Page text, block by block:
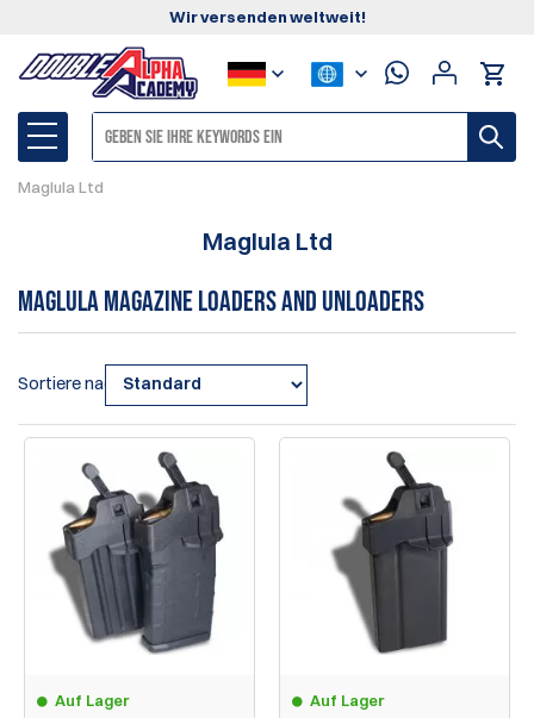
Wir versenden weltweit!
Maglula Ltd
Maglula Ltd
Maglula Magazine Loaders and Unloaders
Sortiere nach
Auf Lager Auf Lager